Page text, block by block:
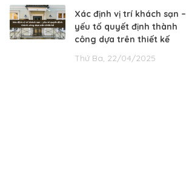
Xác định vị trí khách sạn –
yếu tố quyết định thành
công dựa trên thiết kế
Thứ Ba, 22/04/2025